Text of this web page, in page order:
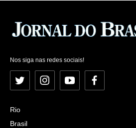
Nos siga nas redes sociais!
Twitter InstagramYouTubeFacebook
Rio
Brasil